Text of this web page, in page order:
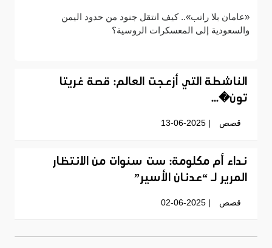
«عامان بلا راتب».. كيف انتقل جنود من حدود اليمن
والسعودية إلى المعسكرات الروسية؟
الناشطة التي أزعجت العالم: قصة غريتا
تون�...
قصص | 13-06-2025
نداء أم مكلومة: ست سنوات من الانتظار
المرير لـ “عدنان الأسير”
قصص | 02-06-2025